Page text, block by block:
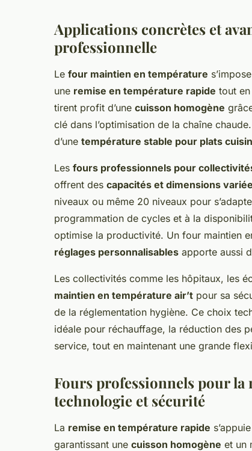
Applications concrètes et
professionnelle
Le four maintien en température
une remise en température rapide tout
tirent profit d’une cuisson homogène
clé dans l’optimisation de la chaîne
d’une température stable pour plats
Les fours professionnels pour
offrent des capacités et dimensions
niveaux ou même 20 niveaux pour
programmation de cycles et à la
optimise la productivité. Un four maintien
réglages personnalisables apporte aussi
Les collectivités comme les hôpitaux, les
maintien en température air’t pour sa
de la réglementation hygiène. Ce choix
idéale pour réchauffage, la réduction des
service, tout en maintenant une grande
Fours professionnels pour la
technologie et sécurité
La remise en température rapide
garantissant une cuisson homogène et un